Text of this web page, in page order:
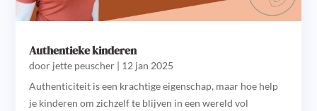
Authentieke kinderen
door jette peuscher | 12 jan 2025
Authenticiteit is een krachtige eigenschap, maar hoe help
je kinderen om zichzelf te blijven in een wereld vol